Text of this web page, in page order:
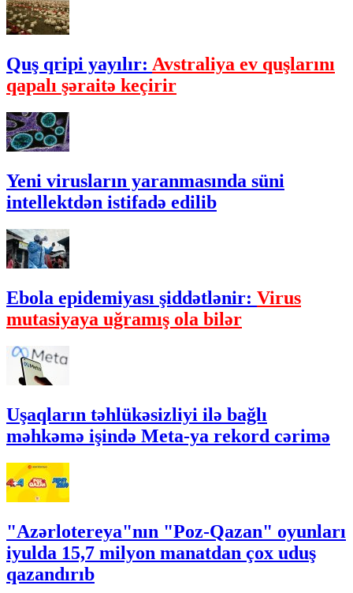
Quş qripi yayılır: Avstraliya ev quşlarını
qapalı şəraitə keçirir
Yeni virusların yaranmasında süni
intellektdən istifadə edilib
Ebola epidemiyası şiddətlənir: Virus
mutasiyaya uğramış ola bilər
Uşaqların təhlükəsizliyi ilə bağlı
məhkəmə işində Meta-ya rekord cərimə
"Azərlotereya"nın "Poz-Qazan" oyunları
iyulda 15,7 milyon manatdan çox uduş
qazandırıb